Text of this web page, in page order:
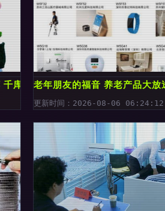
库网及养老服务展望
老年朋友的福音 养老产品大放
更新时间：2026-08-06 06:24:12